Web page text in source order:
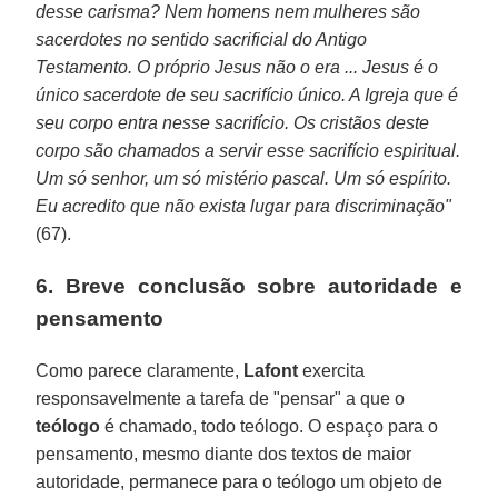
desse carisma? Nem homens nem mulheres são
sacerdotes no sentido sacrificial do Antigo
Testamento. O próprio Jesus não o era ... Jesus é o
único sacerdote de seu sacrifício único. A Igreja que é
seu corpo entra nesse sacrifício. Os cristãos deste
corpo são chamados a servir esse sacrifício espiritual.
Um só senhor, um só mistério pascal. Um só espírito.
Eu acredito que não exista lugar para discriminação"
(67).
6. Breve conclusão sobre autoridade e
pensamento
Como parece claramente, Lafont exercita
responsavelmente a tarefa de "pensar" a que o
teólogo é chamado, todo teólogo. O espaço para o
pensamento, mesmo diante dos textos de maior
autoridade, permanece para o teólogo um objeto de